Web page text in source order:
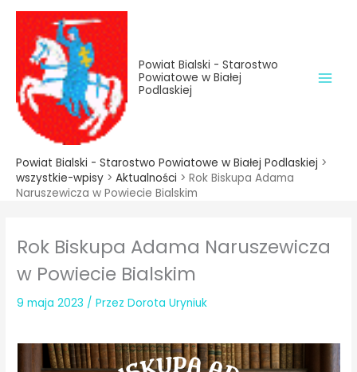
treści
Przejdź
treści
Powiat Bialski - Starostwo
Powiatowe w Białej
Podlaskiej
Powiat Bialski - Starostwo Powiatowe w Białej Podlaskiej >
wszystkie-wpisy > Aktualności > Rok Biskupa Adama
Naruszewicza w Powiecie Bialskim
Rok Biskupa Adama Naruszewicza
w Powiecie Bialskim
9 maja 2023 / PrzezDorota Uryniuk